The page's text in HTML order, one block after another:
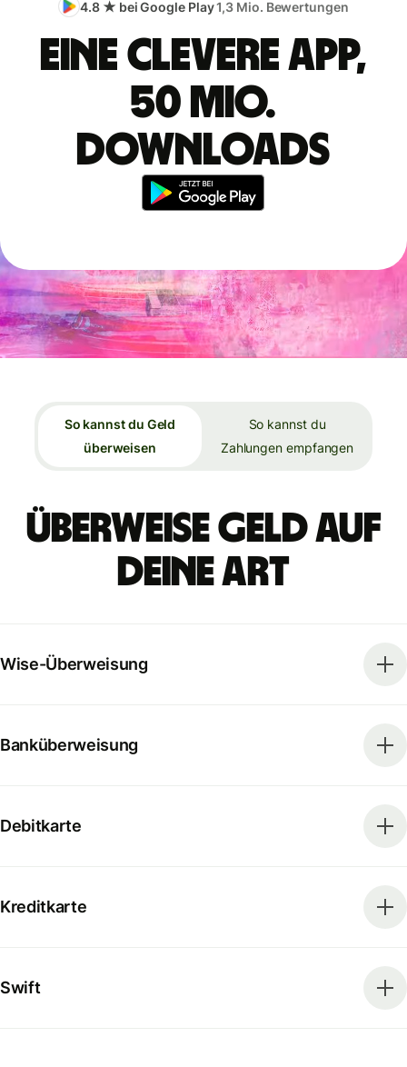
4.8 ★ bei Google Play1,3 Mio. Bewertungen
Eine clevere App,
50 Mio.
Downloads
So kannst du Geld
überweisen
So kannst du
Zahlungen empfangen
Überweise Geld auf
deine Art
Wise-Überweisung
Banküberweisung
Debitkarte
Kreditkarte
Swift